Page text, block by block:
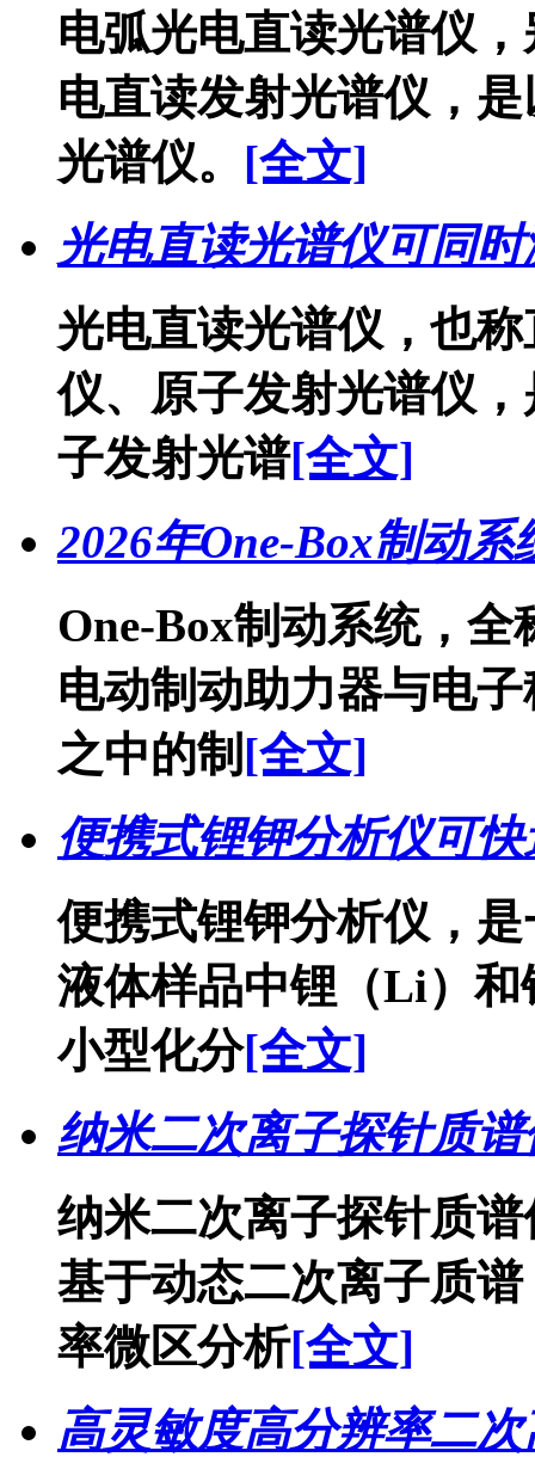
电弧光电直读光谱仪
电直读发射光谱仪，
光谱仪。 [全文]
光电直读光谱仪可同
光电直读光谱仪，也
仪、原子发射光谱仪
子发射光谱[全文]
2026年One-Box制动
One-Box制动系统，
电动制动助力器与电
之中的制 [全文]
便携式锂钾分析仪可
便携式锂钾分析仪，
液体样品中锂（Li）
小型化分[全文]
纳米二次离子探针质
纳米二次离子探针质
基于动态二次离子质
率微区分析[全文]
高灵敏度高分辨率二